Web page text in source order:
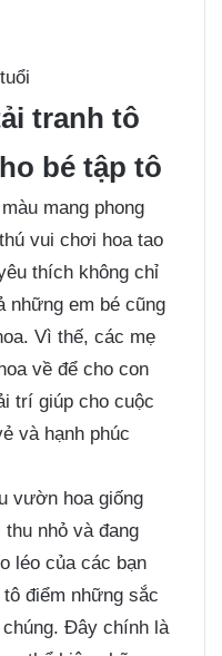
tranh tô
bé tập tô
mang phong
vui chơi hoa tao
thích không chỉ
những em bé cũng
Vì thế, các mẹ
về để cho con
trí giúp cho cuộc
và hạnh phúc
vườn hoa giống
nhỏ và đang
léo của các bạn
điểm những sắc
Đây chính là